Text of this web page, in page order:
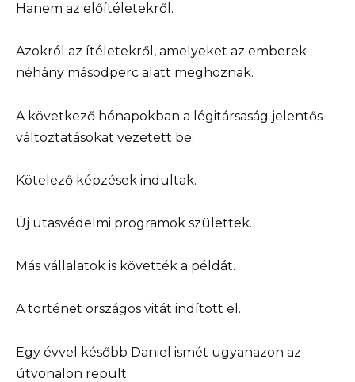
Hanem az előítéletekről.
Azokról az ítéletekről, amelyeket az emberek
néhány másodperc alatt meghoznak.
A következő hónapokban a légitársaság jelentős
változtatásokat vezetett be.
Kötelező képzések indultak.
Új utasvédelmi programok születtek.
Más vállalatok is követték a példát.
A történet országos vitát indított el.
Egy évvel később Daniel ismét ugyanazon az
útvonalon repült.